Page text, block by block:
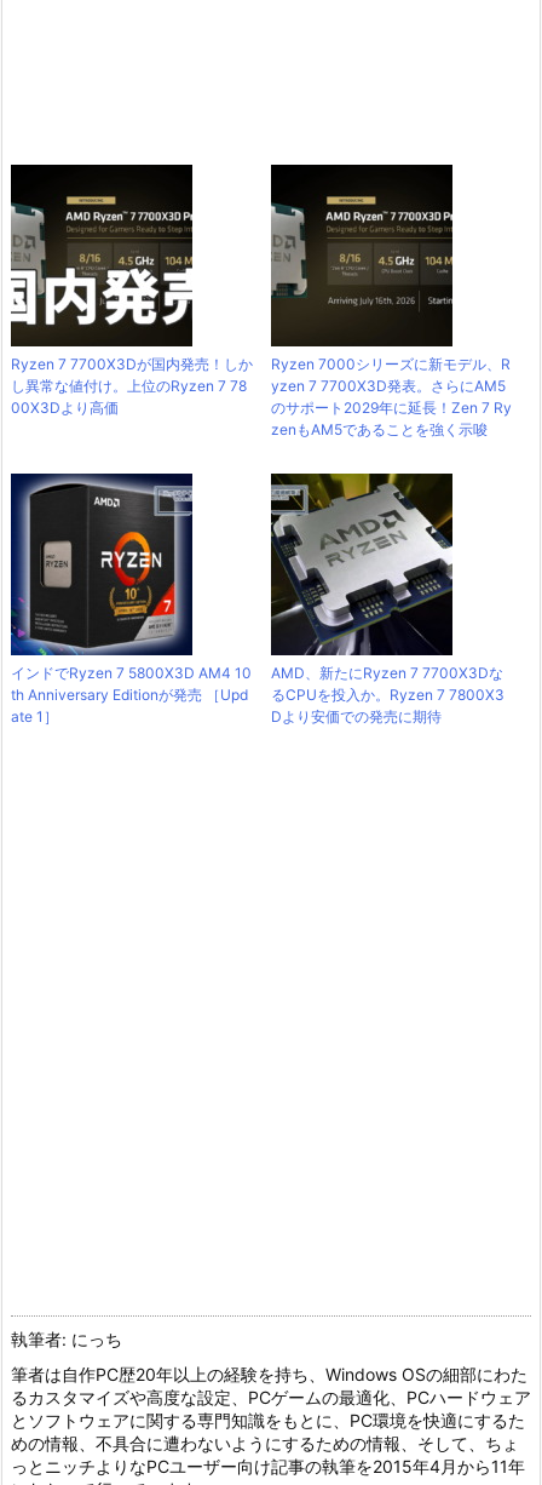
Ryzen 7 7700X3Dが国内発売！しか
し異常な値付け。上位のRyzen 7 78
00X3Dより高価
Ryzen 7000シリーズに新モデル、R
yzen 7 7700X3D発表。さらにAM5
のサポート2029年に延長！Zen 7 Ry
zenもAM5であることを強く示唆
インドでRyzen 7 5800X3D AM4 10
th Anniversary Editionが発売 ［Upd
ate 1］
AMD、新たにRyzen 7 7700X3Dな
るCPUを投入か。Ryzen 7 7800X3
Dより安価での発売に期待
執筆者: にっち
筆者は自作PC歴20年以上の経験を持ち、Windows OSの細部にわた
るカスタマイズや高度な設定、PCゲームの最適化、PCハードウェア
とソフトウェアに関する専門知識をもとに、PC環境を快適にするた
めの情報、不具合に遭わないようにするための情報、そして、ちょ
っとニッチよりなPCユーザー向け記事の執筆を2015年4月から11年